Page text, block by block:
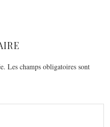
Les champs obligatoires sont